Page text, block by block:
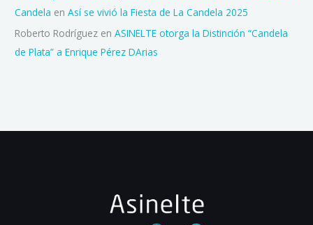
Candela enAsí se vivió la Fiesta de La Candela 2025
Roberto Rodríguez enASINELTE otorga la Distinción “Candela
de Plata” a Enrique Pérez DArias